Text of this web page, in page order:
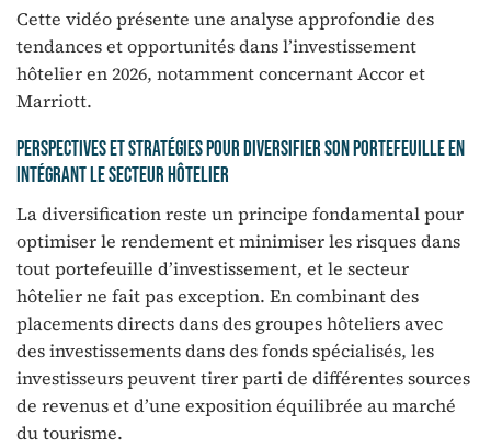
Cette vidéo présente une analyse approfondie des
tendances et opportunités dans l’investissement
hôtelier en 2026, notamment concernant Accor et
Marriott.
Perspectives et stratégies pour diversifier son portefeuille en
intégrant le secteur hôtelier
La diversification reste un principe fondamental pour
optimiser le rendement et minimiser les risques dans
tout portefeuille d’investissement, et le secteur
hôtelier ne fait pas exception. En combinant des
placements directs dans des groupes hôteliers avec
des investissements dans des fonds spécialisés, les
investisseurs peuvent tirer parti de différentes sources
de revenus et d’une exposition équilibrée au marché
du tourisme.